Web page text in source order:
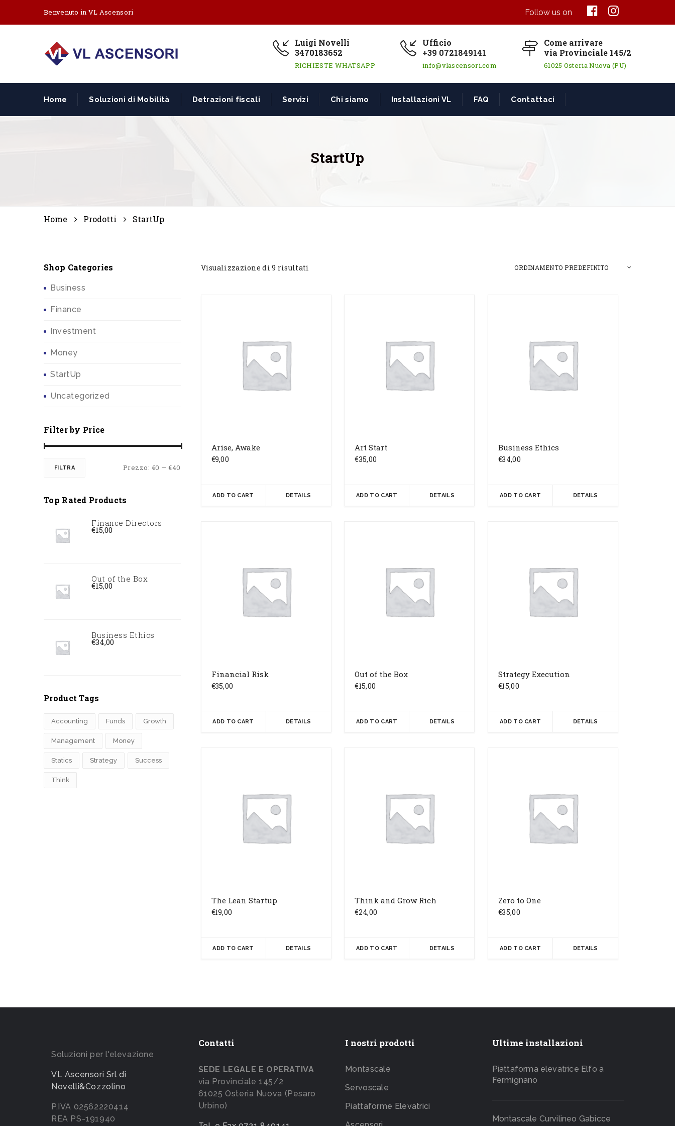
Benvenuto in VL Ascensori Follow us on
Luigi Novelli
3470183652
RICHIESTE WHATSAPP
Ufficio
+39 0721849141
info@vlascensori.com
Come arrivare
via Provinciale 145/2
61025 Osteria Nuova (PU)
Home Soluzioni di Mobilità Detrazioni fiscali Servizi Chi siamo Installazioni VL FAQ Contattaci
StartUp
Home Prodotti StartUp
Shop Categories
Business
Finance
Investment
Money
StartUp
Uncategorized
Filter by Price
FILTRA Prezzo: €0 — €40
Top Rated Products
Finance Directors
€15,00
Out of the Box
€15,00
Business Ethics
€34,00
Product Tags
Accounting Funds Growth
Management Money
Statics Strategy Success
Think
Visualizzazione di 9 risultati
Arise, Awake
€9,00
ADD TO CART DETAILS
Art Start
€35,00
ADD TO CART DETAILS
Business Ethics
€34,00
ADD TO CART DETAILS
Financial Risk
€35,00
ADD TO CART DETAILS
Out of the Box
€15,00
ADD TO CART DETAILS
Strategy Execution
€15,00
ADD TO CART DETAILS
The Lean Startup
€19,00
ADD TO CART DETAILS
Think and Grow Rich
€24,00
ADD TO CART DETAILS
Zero to One
€35,00
ADD TO CART DETAILS
Soluzioni per l'elevazione
VL Ascensori Srl di
Novelli&Cozzolino
P.IVA 02562220414
REA PS-191940
Contatti
SEDE LEGALE E OPERATIVA
via Provinciale 145/2
61025 Osteria Nuova (Pesaro
Urbino)
I nostri prodotti
Montascale
Servoscale
Piattaforme Elevatrici
Ultime installazioni
Piattaforma elevatrice Elfo a
Fermignano
Montascale Curvilineo Gabicce